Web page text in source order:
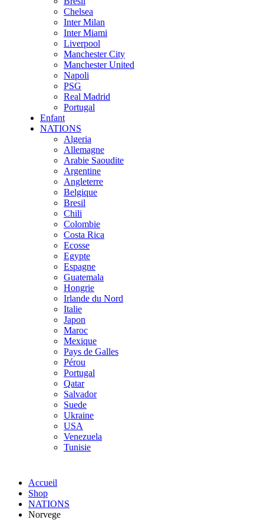
Chelsea
Inter Milan
Inter Miami
Liverpool
Manchester City
Manchester United
Napoli
PSG
Real Madrid
Portugal
Enfant
NATIONS
Algeria
Allemagne
Arabie Saoudite
Argentine
Angleterre
Belgique
Bresil
Chili
Colombie
Costa Rica
Ecosse
Egypte
Espagne
Guatemala
Hongrie
Irlande du Nord
Italie
Japon
Maroc
Mexique
Pays de Galles
Pérou
Portugal
Qatar
Salvador
Suede
Ukraine
USA
Venezuela
Tunisie
Accueil
Shop
NATIONS
Norvege